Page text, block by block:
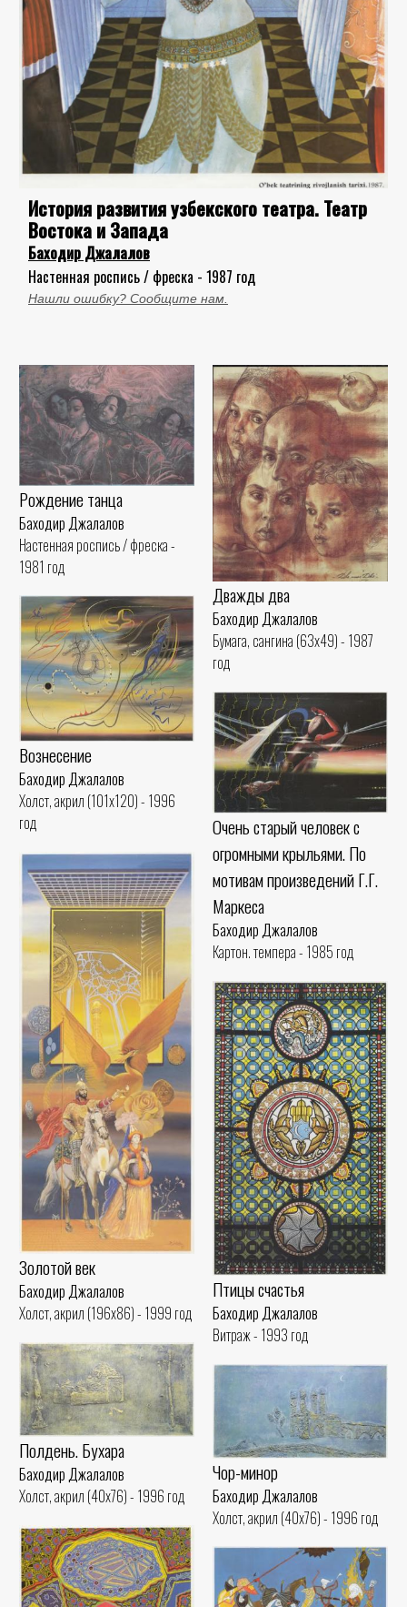
История развития узбекского театра. Театр
Востока и Запада
Баходир Джалалов
Настенная роспись / фреска - 1987 год
Нашли ошибку? Сообщите нам.
Рождение танца
Баходир Джалалов
Настенная роспись / фреска -
1981 год
Дважды два
Баходир Джалалов
Бумага, сангина (63x49) - 1987
год
Вознесение
Баходир Джалалов
Холст, акрил (101x120) - 1996
год
Очень старый человек с
огромными крыльями. По
мотивам произведений Г.Г.
Маркеса
Баходир Джалалов
Картон. темпера - 1985 год
Золотой век
Баходир Джалалов
Холст, акрил (196x86) - 1999 год
Птицы счастья
Баходир Джалалов
Витраж - 1993 год
Полдень. Бухара
Баходир Джалалов
Холст, акрил (40x76) - 1996 год
Чор-минор
Баходир Джалалов
Холст, акрил (40x76) - 1996 год